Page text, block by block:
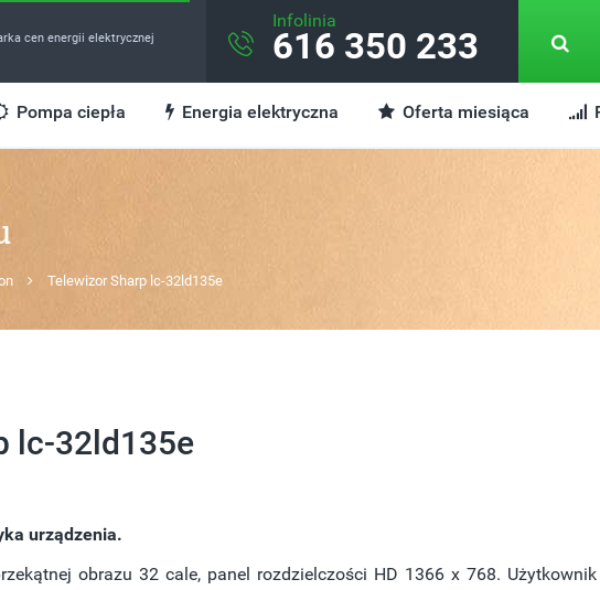
cen energii elektrycznej
Infolinia
616 350 233
Pompa ciepła Energia elektryczna Oferta miesiąca
Telewizor Sharp lc-32ld135e
lc-32ld135e
urządzenia.
obrazu 32 cale, panel rozdzielczości HD 1366 x 768.